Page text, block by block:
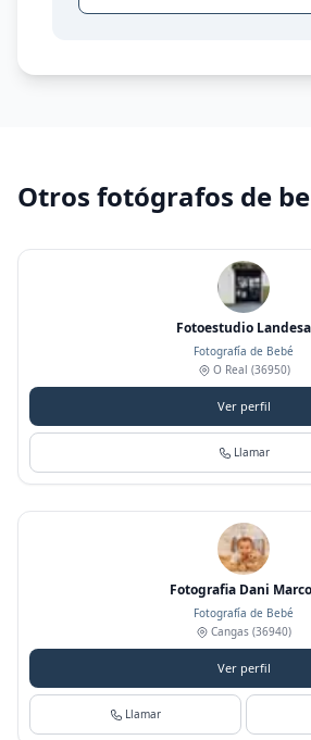
Otros fotógrafos de
Fotoestudio Landesa
Fotografía de Bebé
O Real (36950)
Ver perfil
Llamar
Fotografia Dani
Fotografía de Bebé
Cangas (36940)
Ver perfil
Llamar